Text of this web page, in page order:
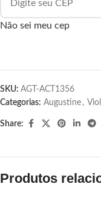
Não sei meu cep
SKU: AGT-ACT1356
Categorias: Augustine ,
Share:
Produtos